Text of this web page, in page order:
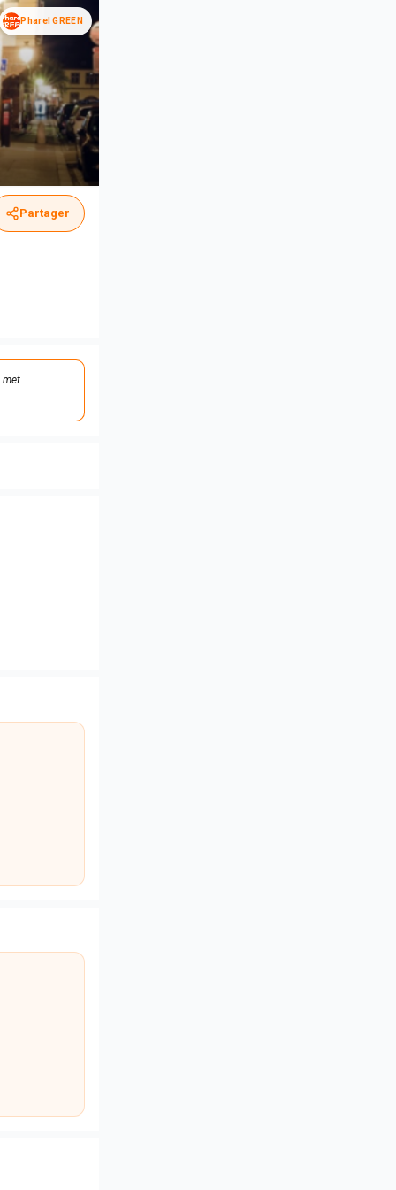
Pharel GREEN
Partager
met